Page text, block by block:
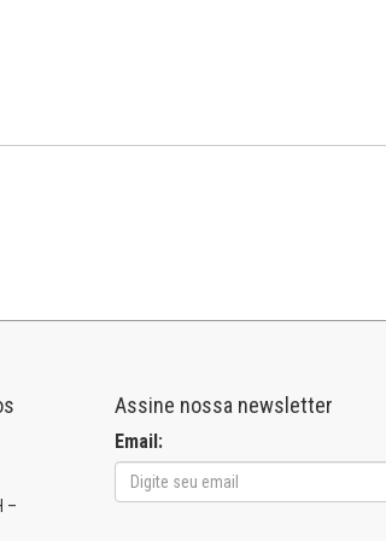
–
Assine nossa newsletter
Email: